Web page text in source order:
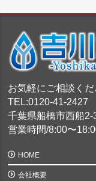
お気軽にご相談くだ
TEL:0120-41-2427
千葉県船橋市西船2-
営業時間/8:00〜
HOME
会社概要